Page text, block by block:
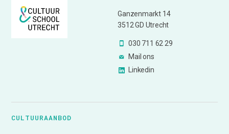
Ganzenmarkt 14
3512 GD Utrecht
030 711 62 29
Mail ons
Linkedin
CULTUURAANBOD